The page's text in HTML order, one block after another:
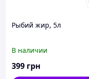
Рыбий жир, 5л
В наличии
399 грн